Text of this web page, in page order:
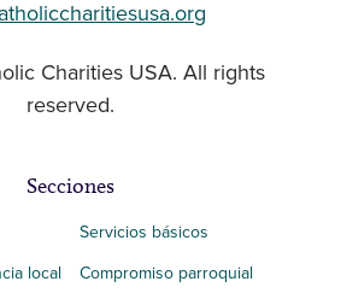
Charities USA. All rights
reserved.
Secciones
local
Servicios básicos
Compromiso parroquial